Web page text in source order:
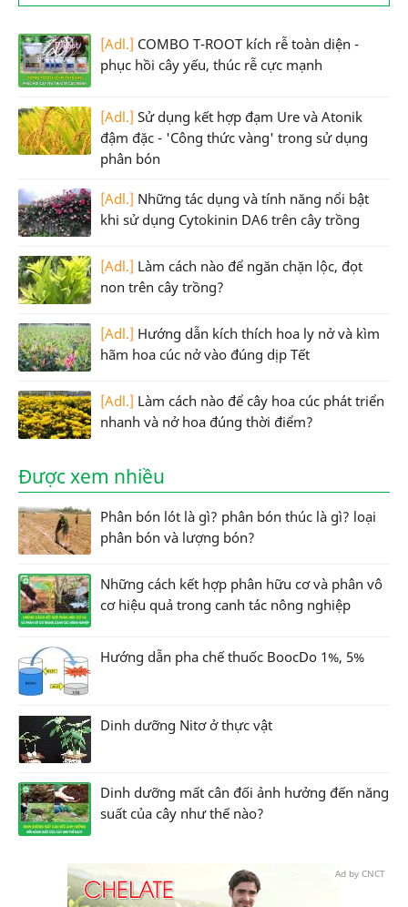
[Adl.] COMBO T-ROOT kích rễ toàn diện -
phục hồi cây yếu, thúc rễ cực mạnh
[Adl.] Sử dụng kết hợp đạm Ure và Atonik
đậm đặc - 'Công thức vàng' trong sử dụng
phân bón
[Adl.] Những tác dụng và tính năng nổi bật
khi sử dụng Cytokinin DA6 trên cây trồng
[Adl.] Làm cách nào để ngăn chặn lộc, đọt
non trên cây trồng?
[Adl.] Hướng dẫn kích thích hoa ly nở và kìm
hãm hoa cúc nở vào đúng dịp Tết
[Adl.] Làm cách nào để cây hoa cúc phát triển
nhanh và nở hoa đúng thời điểm?
Được xem nhiều
Phân bón lót là gì? phân bón thúc là gì? loại
phân bón và lượng bón?
Những cách kết hợp phân hữu cơ và phân vô
cơ hiệu quả trong canh tác nông nghiệp
Hướng dẫn pha chế thuốc BoocDo 1%, 5%
Dinh dưỡng Nitơ ở thực vật
Dinh dưỡng mất cân đối ảnh hưởng đến năng
suất của cây như thế nào?
Ad by CNCT